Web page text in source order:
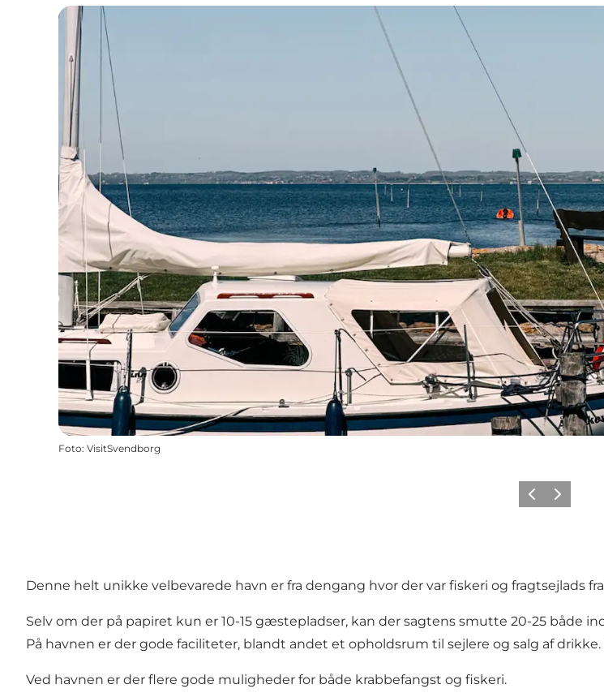
Foto: VisitSvendborg
Forrige billede
Næste
Denne helt unikke velbevarede havn er fra dengang hvor der var fiskeri og fragtsejlads
Selv om der på papiret kun er 10-15 gæstepladser, kan der sagtens smutte 20-25 både
På havnen er der gode faciliteter, blandt andet et opholdsrum til sejlere og salg af
Ved havnen er der flere gode muligheder for både krabbefangst og fiskeri.